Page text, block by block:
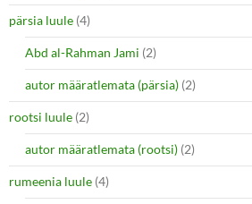
pärsia luule (4)
Abd al-Rahman Jami (2)
autor määratlemata (pärsia) (2)
rootsi luule (2)
autor määratlemata (rootsi) (2)
rumeenia luule (4)